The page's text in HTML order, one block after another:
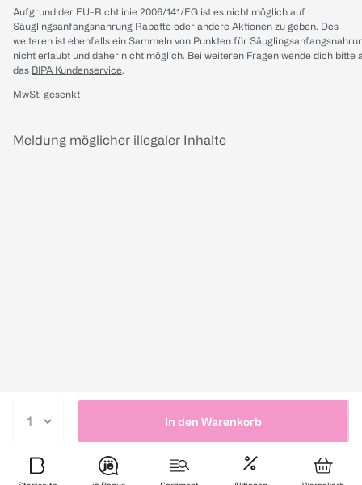
In den Warenkorb
Aufgrund der EU-Richtlinie 2006/141/EG ist es nicht möglich auf
Säuglingsanfangsnahrung Rabatte oder andere Aktionen zu geben. Des
weiteren ist ebenfalls ein Sammeln von Punkten für
nicht erlaubt und daher nicht möglich. Bei weiteren Fragen wende dich bitte
das BIPA Kundenservice.
MwSt. gesenkt
Meldung möglicher illegaler Inhalte